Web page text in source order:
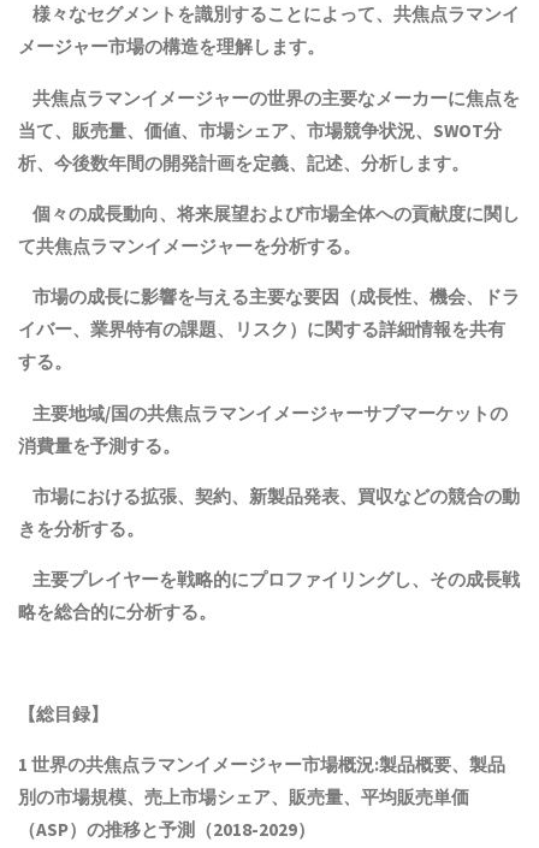
様々なセグメントを識別することによって、共焦点ラマンイ
メージャー市場の構造を理解します。
共焦点ラマンイメージャーの世界の主要なメーカーに焦点を
当て、販売量、価値、市場シェア、市場競争状況、SWOT分
析、今後数年間の開発計画を定義、記述、分析します。
個々の成長動向、将来展望および市場全体への貢献度に関し
て共焦点ラマンイメージャーを分析する。
市場の成長に影響を与える主要な要因（成長性、機会、ドラ
イバー、業界特有の課題、リスク）に関する詳細情報を共有
する。
主要地域/国の共焦点ラマンイメージャーサブマーケットの
消費量を予測する。
市場における拡張、契約、新製品発表、買収などの競合の動
きを分析する。
主要プレイヤーを戦略的にプロファイリングし、その成長戦
略を総合的に分析する。
【総目録】
1 世界の共焦点ラマンイメージャー市場概況:製品概要、製品
別の市場規模、売上市場シェア、販売量、平均販売単価
（ASP）の推移と予測（2018-2029）